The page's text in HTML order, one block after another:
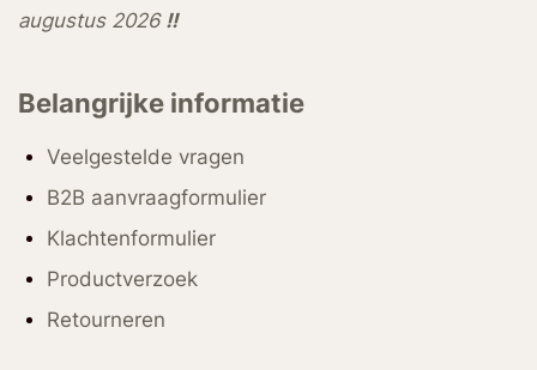
augustus 2026 !!
Belangrijke informatie
Veelgestelde vragen
B2B aanvraagformulier
Klachtenformulier
Productverzoek
Retourneren